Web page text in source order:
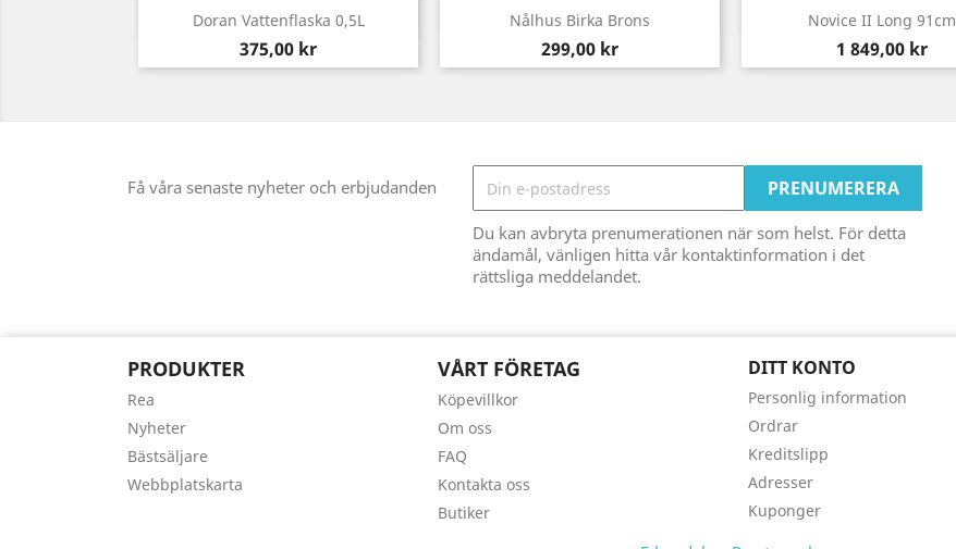
Doran Vattenflaska 0,5L
Pris
375,00 kr
Snabbvy Nålhus Birka Brons
Pris
299,00 kr
Snabbvy Novice II Long 91cm
Pris
1 849,00 kr
Snabbvy
Få våra senaste nyheter och erbjudanden
Du kan avbryta prenumerationen när som helst. För detta
ändamål, vänligen hitta vår kontaktinformation i det
rättsliga meddelandet.
PRODUKTER
Rea
Nyheter
Bästsäljare
Webbplatskarta
VÅRT FÖRETAG
Köpevillkor
Om oss
FAQ
Kontakta oss
Butiker
DITT KONTO
Personlig information
Ordrar
Kreditslipp
Adresser
Kuponger